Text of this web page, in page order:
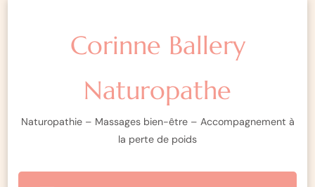
Corinne Ballery
Naturopathe
Naturopathie – Massages bien-être – Accompagnement à
la perte de poids